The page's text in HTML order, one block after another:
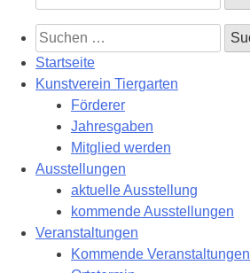
nach:
Suchen
nach:
Startseite
Kunstverein Tiergarten
Förderer
Jahresgaben
Mitglied werden
Ausstellungen
aktuelle Ausstellung
kommende Ausstellungen
Veranstaltungen
Kommende Veranstaltungen